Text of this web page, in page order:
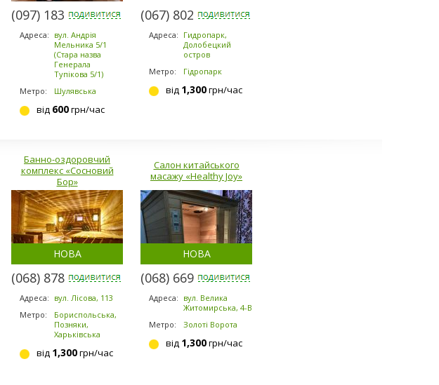
(097) 183-9184
Адреса: вул. Андрія
Мельника 5/1
(Стара назва
Генерала
Тупікова 5/1)
Метро:
Шулявська
від 600грн/час
(067) 802-6898
Адреса: Гидропарк,
Долобецкий
остров
Метро:
Гідропарк
від 1,300грн/час
Банно-оздоровчий
комплекс «Сосновий
Бор»
НОВА
(068) 878-5953
Адреса: вул. Лісова, 113
Метро:
Бориспольська,
Позняки,
Харьківська
від 1,300грн/час
Салон китайського
масажу «Healthy Joy»
НОВА
(068) 669-7071
Адреса: вул. Велика
Житомирська, 4-В
Метро:
Золоті Ворота
від 1,300грн/час